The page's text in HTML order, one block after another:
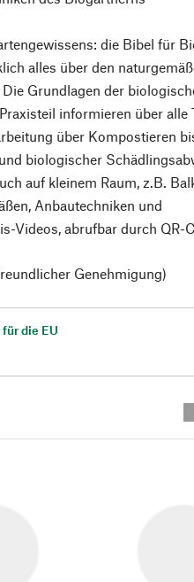
die Bibel für
alles über den
Grundlagen der
informieren über alle
über Kompostieren
biologischer
auf kleinem Raum, z.B.
Anbautechniken und
Videos, abrufbar durch QR-
Genehmigung)
die EU